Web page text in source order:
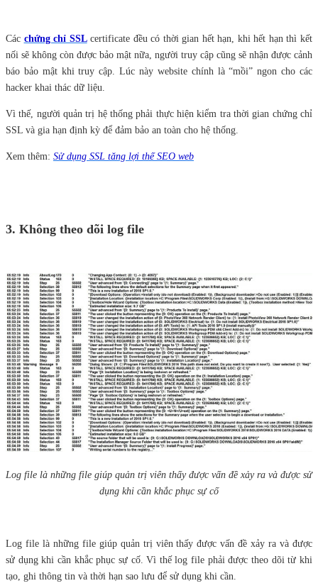
Các chứng chỉ SSLcertificate đều có thời gian hết hạn, khi hết hạn thì kết
nối sẽ không còn được bảo mật nữa, người truy cập cũng sẽ nhận được cảnh
báo bảo mật khi truy cập. Lúc này website chính là “mồi” ngon cho các
hacker khai thác dữ liệu.
Vì thế, người quản trị hệ thống phải thực hiện kiểm tra thời gian chứng chỉ
SSL và gia hạn định kỳ để đảm bảo an toàn cho hệ thống.
Xem thêm: Sử dụng SSL tăng lợi thế SEO web
3. Không theo dõi log file
Log file là những file giúp quản trị viên thấy được vấn đề xảy ra và được sử
dụng khi cần khắc phục sự cố
Log file là những file giúp quản trị viên thấy được vấn đề xảy ra và được
sử dụng khi cần khắc phục sự cố. Vì thế log file phải được theo dõi từ khi
tạo, ghi thông tin và thời hạn sao lưu để sử dụng khi cần.